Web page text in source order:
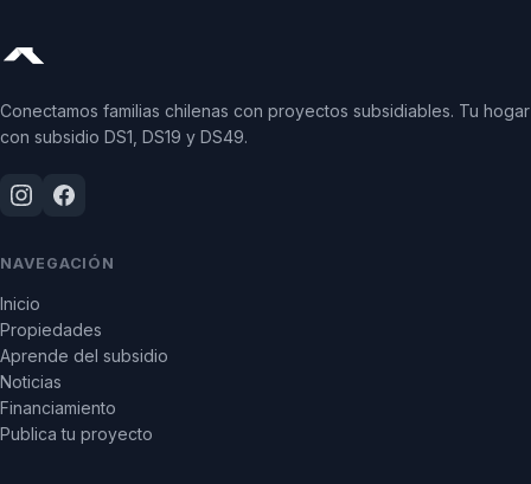
Conectamos familias chilenas con proyectos subsidiables. Tu hogar
con subsidio DS1, DS19 y DS49.
NAVEGACIÓN
Inicio
Propiedades
Aprende del subsidio
Noticias
Financiamiento
Publica tu proyecto